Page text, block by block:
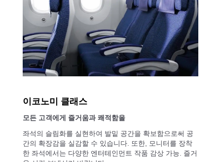
이코노미 클래스
모든 고객에게 즐거움과 쾌적함을
좌석의 슬림화를 실현하여 발밑 공간을 확보함으로써 공
간의 확장감을 실감할 수 있습니다. 또한, 모니터를 장착
한 좌석에서는 다양한 엔터테인먼트 작품 감상 가능. 즐거